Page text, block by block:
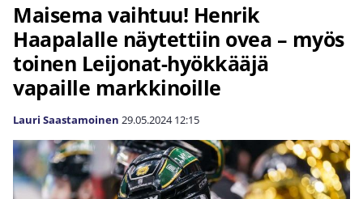
Maisema vaihtuu! Henrik
Haapalalle näytettiin ovea – myös
toinen Leijonat-hyökkääjä
vapaille markkinoille
Lauri Saastamoinen 29.05.2024 12:15